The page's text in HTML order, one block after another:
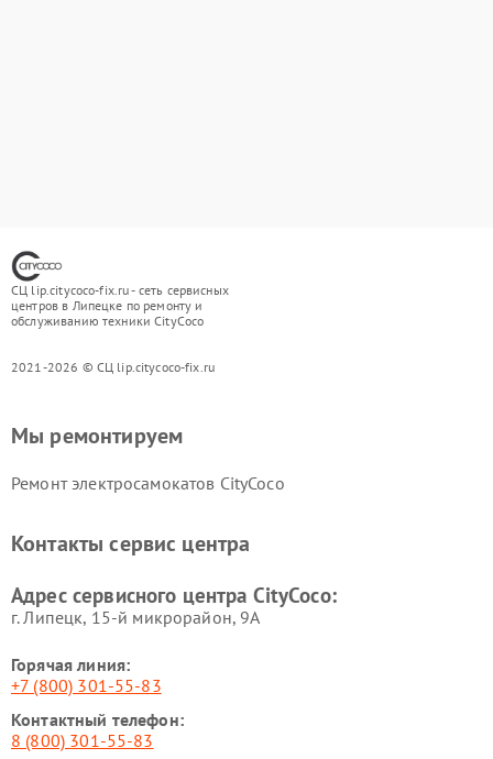
СЦ lip.citycoco-fix.ru - сеть сервисных
центров в Липецке по ремонту и
обслуживанию техники CityCoco
2021-2026 © СЦ lip.citycoco-fix.ru
Мы ремонтируем
Ремонт электросамокатов CityCoco
Контакты сервис центра
Адрес сервисного центра CityCoco:
г. Липецк, 15-й микрорайон, 9А
Горячая линия:
+7 (800) 301-55-83
Контактный телефон:
8 (800) 301-55-83